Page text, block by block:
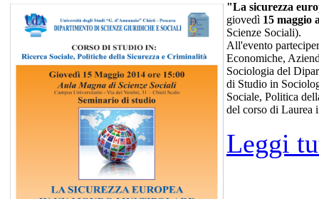
"La sicurezza
giovedì 15 maggio
Scienze Sociali).
All'evento
Economiche,
Sociologia del
di Studio in
Sociale, Politica
del corso di Laurea
Leggi